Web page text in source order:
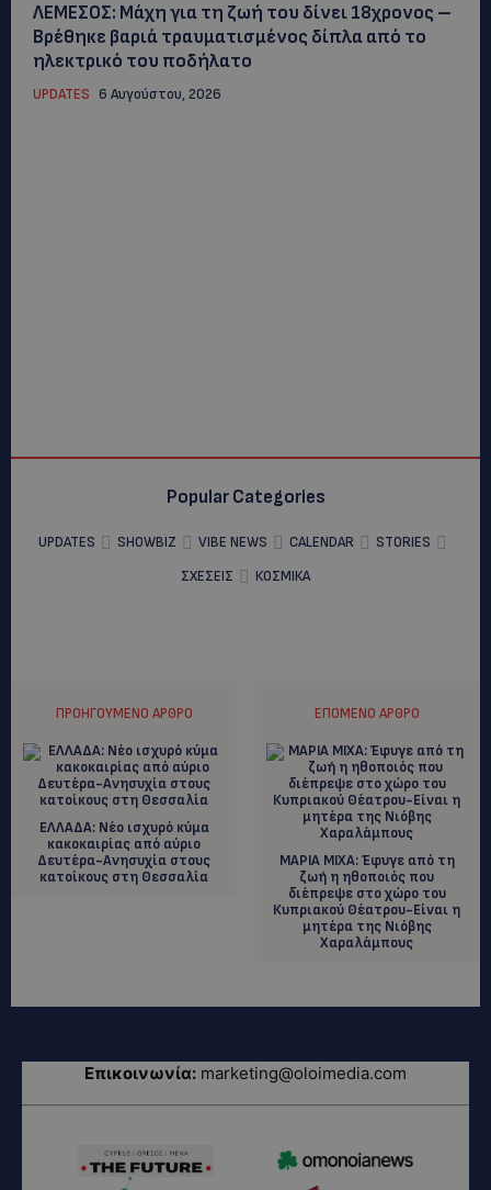
ΛΕΜΕΣΟΣ: Μάχη για τη ζωή του δίνει 18χρονος –
Βρέθηκε βαριά τραυματισμένος δίπλα από το
ηλεκτρικό του ποδήλατο
UPDATES 6 Αυγούστου, 2026
Popular Categories
UPDATES SHOWBIZ VIBE NEWS CALENDAR
STORIES
ΣΧΕΣΕΙΣ
ΚΟΣΜΙΚΑ
ΠΡΟΗΓΟΎΜΕΝΟ ΆΡΘΡΟ
EΛΛΑΔΑ: Nέο ισχυρό κύμα
κακοκαιρίας από αύριο
Δευτέρα-Ανησυχία στους
κατοίκους στη Θεσσαλία
ΕΠΌΜΕΝΟ ΆΡΘΡΟ
ΜΑΡΙΑ ΜΙΧΑ: Έφυγε από τη
ζωή η ηθοποιός που
διέπρεψε στο χώρο του
Κυπριακού Θέατρου-Είναι η
μητέρα της Νιόβης
Χαραλάμπους
Επικοινωνία: marketing@oloimedia.com